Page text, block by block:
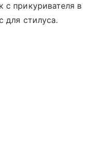
с прикуривателя в
для стилуса.